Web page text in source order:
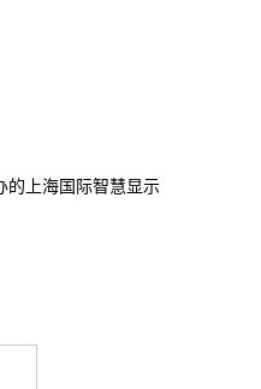
的上海国际智慧显示